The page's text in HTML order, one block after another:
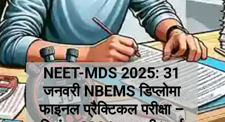
NEET-MDS 2025: 31
जनवरी NBEMS डिप्लोमा
फाइनल प्रैक्टिकल परीक्षा –